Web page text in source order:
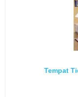
Tempat